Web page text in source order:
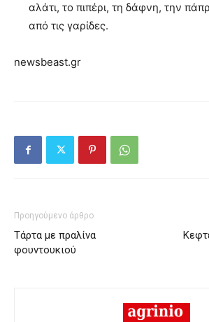
αλάτι, το πιπέρι, τη δάφνη, την
από τις γαρίδες.
newsbeast.gr
Προηγούμενο άρθρο
Τάρτα με πραλίνα
φουντουκιού